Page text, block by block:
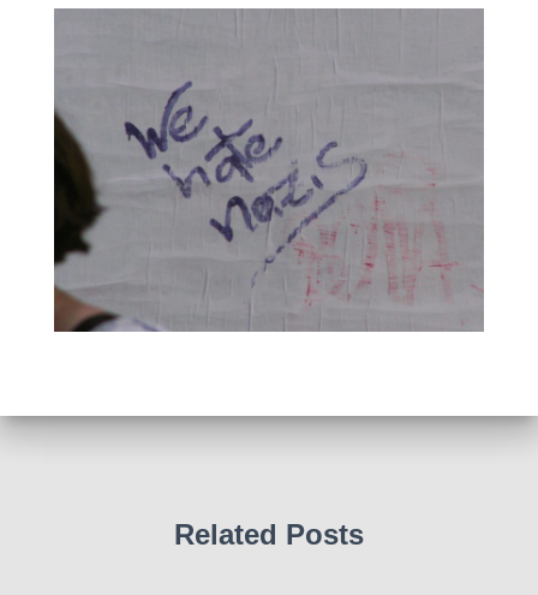
Related Posts